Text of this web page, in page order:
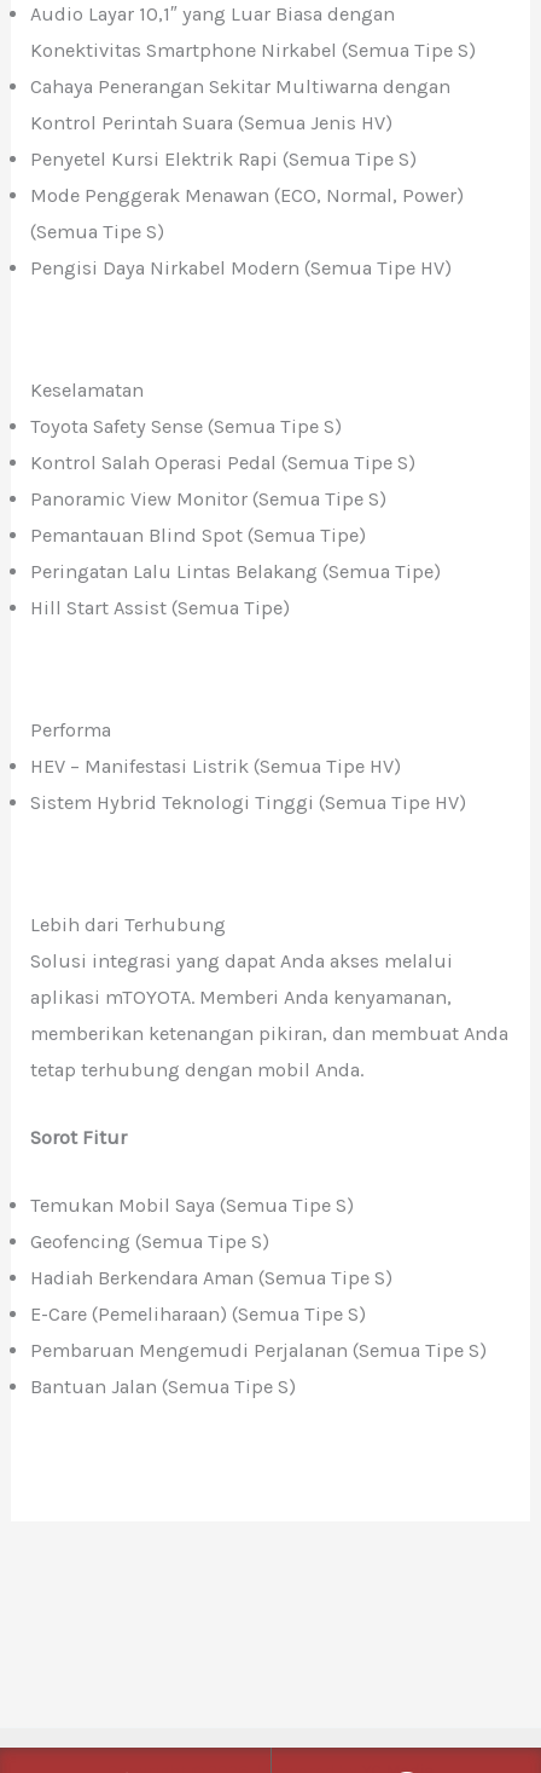
Audio Layar 10,1″ yang Luar Biasa dengan
Konektivitas Smartphone Nirkabel (Semua Tipe S)
Cahaya Penerangan Sekitar Multiwarna dengan
Kontrol Perintah Suara (Semua Jenis HV)
Penyetel Kursi Elektrik Rapi (Semua Tipe S)
Mode Penggerak Menawan (ECO, Normal, Power)
(Semua Tipe S)
Pengisi Daya Nirkabel Modern (Semua Tipe HV)
Keselamatan
Toyota Safety Sense (Semua Tipe S)
Kontrol Salah Operasi Pedal (Semua Tipe S)
Panoramic View Monitor (Semua Tipe S)
Pemantauan Blind Spot (Semua Tipe)
Peringatan Lalu Lintas Belakang (Semua Tipe)
Hill Start Assist (Semua Tipe)
Performa
HEV – Manifestasi Listrik (Semua Tipe HV)
Sistem Hybrid Teknologi Tinggi (Semua Tipe HV)
Lebih dari Terhubung
Solusi integrasi yang dapat Anda akses melalui
aplikasi mTOYOTA. Memberi Anda kenyamanan,
memberikan ketenangan pikiran, dan membuat Anda
tetap terhubung dengan mobil Anda.
Sorot Fitur
Temukan Mobil Saya (Semua Tipe S)
Geofencing (Semua Tipe S)
Hadiah Berkendara Aman (Semua Tipe S)
E-Care (Pemeliharaan) (Semua Tipe S)
Pembaruan Mengemudi Perjalanan (Semua Tipe S)
Bantuan Jalan (Semua Tipe S)